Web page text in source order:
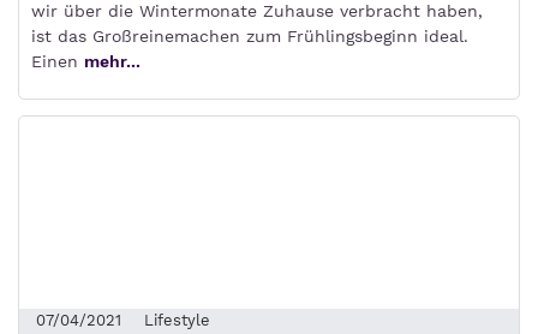
wir über die Wintermonate Zuhause verbracht haben,
ist das Großreinemachen zum Frühlingsbeginn ideal.
Einen mehr...
07/04/2021 Lifestyle